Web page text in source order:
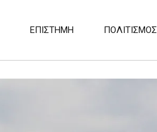
ΕΠΙΣΤΗΜΗ ΠΟΛΙΤΙΣΜΟΣ